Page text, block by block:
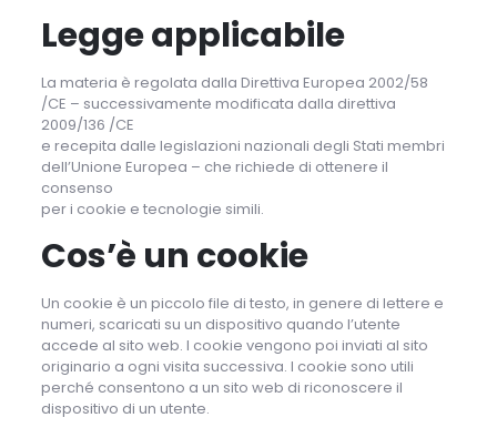
Legge applicabile
La materia è regolata dalla Direttiva Europea 2002/58
/CE – successivamente modificata dalla direttiva
2009/136 /CE
e recepita dalle legislazioni nazionali degli Stati membri
dell’Unione Europea – che richiede di ottenere il
consenso
per i cookie e tecnologie simili.
Cos’è un cookie
Un cookie è un piccolo file di testo, in genere di lettere e
numeri, scaricati su un dispositivo quando l’utente
accede al sito web. I cookie vengono poi inviati al sito
originario a ogni visita successiva. I cookie sono utili
perché consentono a un sito web di riconoscere il
dispositivo di un utente.